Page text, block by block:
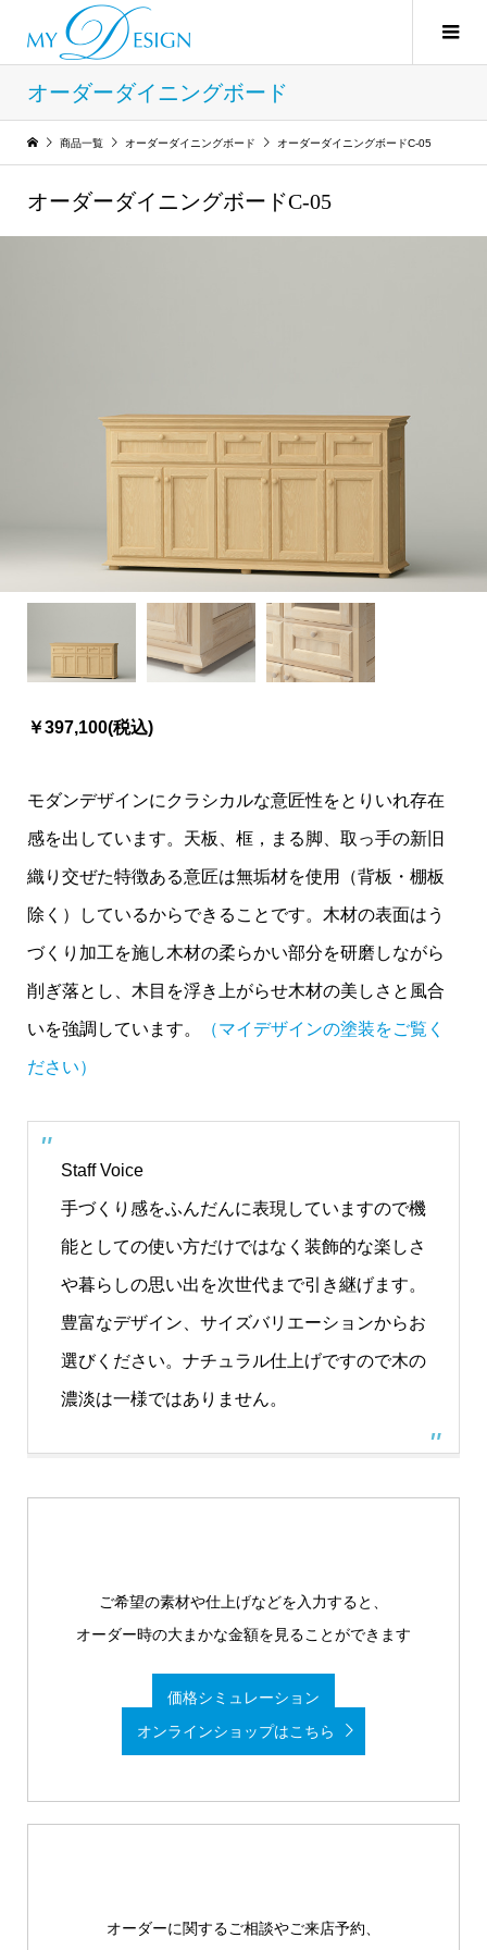
オーダーダイニングボード
商品一覧 オーダーダイニングボード オーダーダイニングボードC-05
オーダーダイニングボードC-05
￥397,100(税込)
モダンデザインにクラシカルな意匠性をとりいれ存在
感を出しています。天板、框，まる脚、取っ手の新旧
織り交ぜた特徴ある意匠は無垢材を使用（背板・棚板
除く）しているからできることです。木材の表面はう
づくり加工を施し木材の柔らかい部分を研磨しながら
削ぎ落とし、木目を浮き上がらせ木材の美しさと風合
いを強調しています。 （マイデザインの塗装をご覧く
ださい）
Staff Voice
手づくり感をふんだんに表現していますので機
能としての使い方だけではなく装飾的な楽しさ
や暮らしの思い出を次世代まで引き継げます。
豊富なデザイン、サイズバリエーションからお
選びください。ナチュラル仕上げですので木の
濃淡は一様ではありません。
ご希望の素材や仕上げなどを入力すると、
オーダー時の大まかな金額を見ることができます
価格シミュレーション
オンラインショップはこちら
オーダーに関するご相談やご来店予約、